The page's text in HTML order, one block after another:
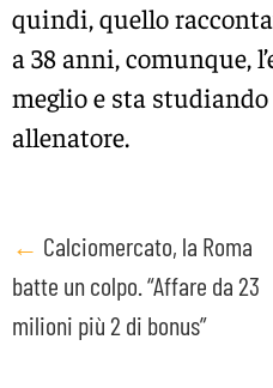
quindi, quello
a 38 anni, comunque,
meglio e sta
allenatore.
Post
navigation
← Calciomercato, la Roma
batte un colpo. “Affare da 23
milioni più 2 di bonus”